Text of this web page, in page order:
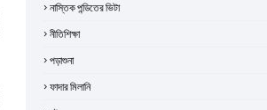
নাস্তিক পন্ডিতের ভিটা
নীতিশিক্ষা
পড়াশুনা
ফাদার মিলানি